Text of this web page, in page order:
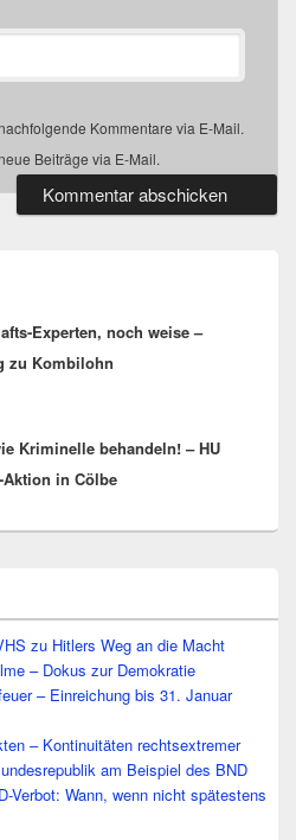
Kommentare via E-Mail.
Beiträge via E-Mail.
Experten, noch weise –
zu Kombilohn
Kriminelle behandeln! – HU
in Cölbe
zu Hitlers Weg an die Macht
– Dokus zur Demokratie
– Einreichung bis 31. Januar
– Kontinuitäten rechtsextremer
am Beispiel des BND
Verbot: Wann, wenn nicht spätestens